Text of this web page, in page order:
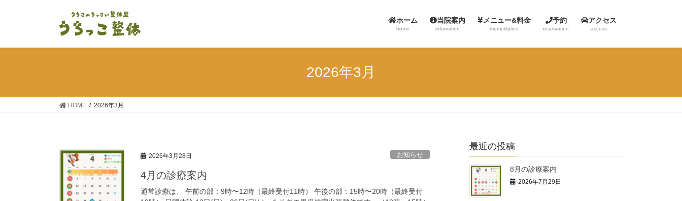
ホーム
home
当院案内
infomation
メニュー&料金
memu&price
予約
reservation
アクセス
access
2026年3月
HOME 2026年3月
2026年3月28日 お知らせ
4月の診療案内
通常診療は、 午前の部：9時〜12時（最終受付11時） 午後の部：15時〜20時（最終受付
最近の投稿
8月の診療案内
2026年7月29日